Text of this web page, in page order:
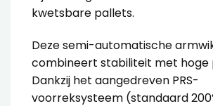
kwetsbare pallets.
Deze semi-automatische
combineert stabiliteit met hoge
Dankzij het aangedreven PRS-
voorreksysteem (standaard